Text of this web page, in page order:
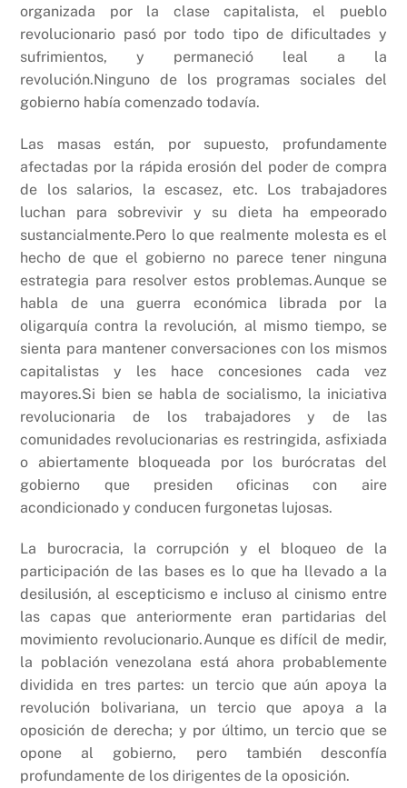
organizada por la clase capitalista, el pueblo
revolucionario pasó por todo tipo de dificultades y
sufrimientos, y permaneció leal a la
revolución.Ninguno de los programas sociales del
gobierno había comenzado todavía.
Las masas están, por supuesto, profundamente
afectadas por la rápida erosión del poder de compra
de los salarios, la escasez, etc. Los trabajadores
luchan para sobrevivir y su dieta ha empeorado
sustancialmente.Pero lo que realmente molesta es el
hecho de que el gobierno no parece tener ninguna
estrategia para resolver estos problemas.Aunque se
habla de una guerra económica librada por la
oligarquía contra la revolución, al mismo tiempo, se
sienta para mantener conversaciones con los mismos
capitalistas y les hace concesiones cada vez
mayores.Si bien se habla de socialismo, la iniciativa
revolucionaria de los trabajadores y de las
comunidades revolucionarias es restringida, asfixiada
o abiertamente bloqueada por los burócratas del
gobierno que presiden oficinas con aire
acondicionado y conducen furgonetas lujosas.
La burocracia, la corrupción y el bloqueo de la
participación de las bases es lo que ha llevado a la
desilusión, al escepticismo e incluso al cinismo entre
las capas que anteriormente eran partidarias del
movimiento revolucionario.Aunque es difícil de medir,
la población venezolana está ahora probablemente
dividida en tres partes: un tercio que aún apoya la
revolución bolivariana, un tercio que apoya a la
oposición de derecha; y por último, un tercio que se
opone al gobierno, pero también desconfía
profundamente de los dirigentes de la oposición.